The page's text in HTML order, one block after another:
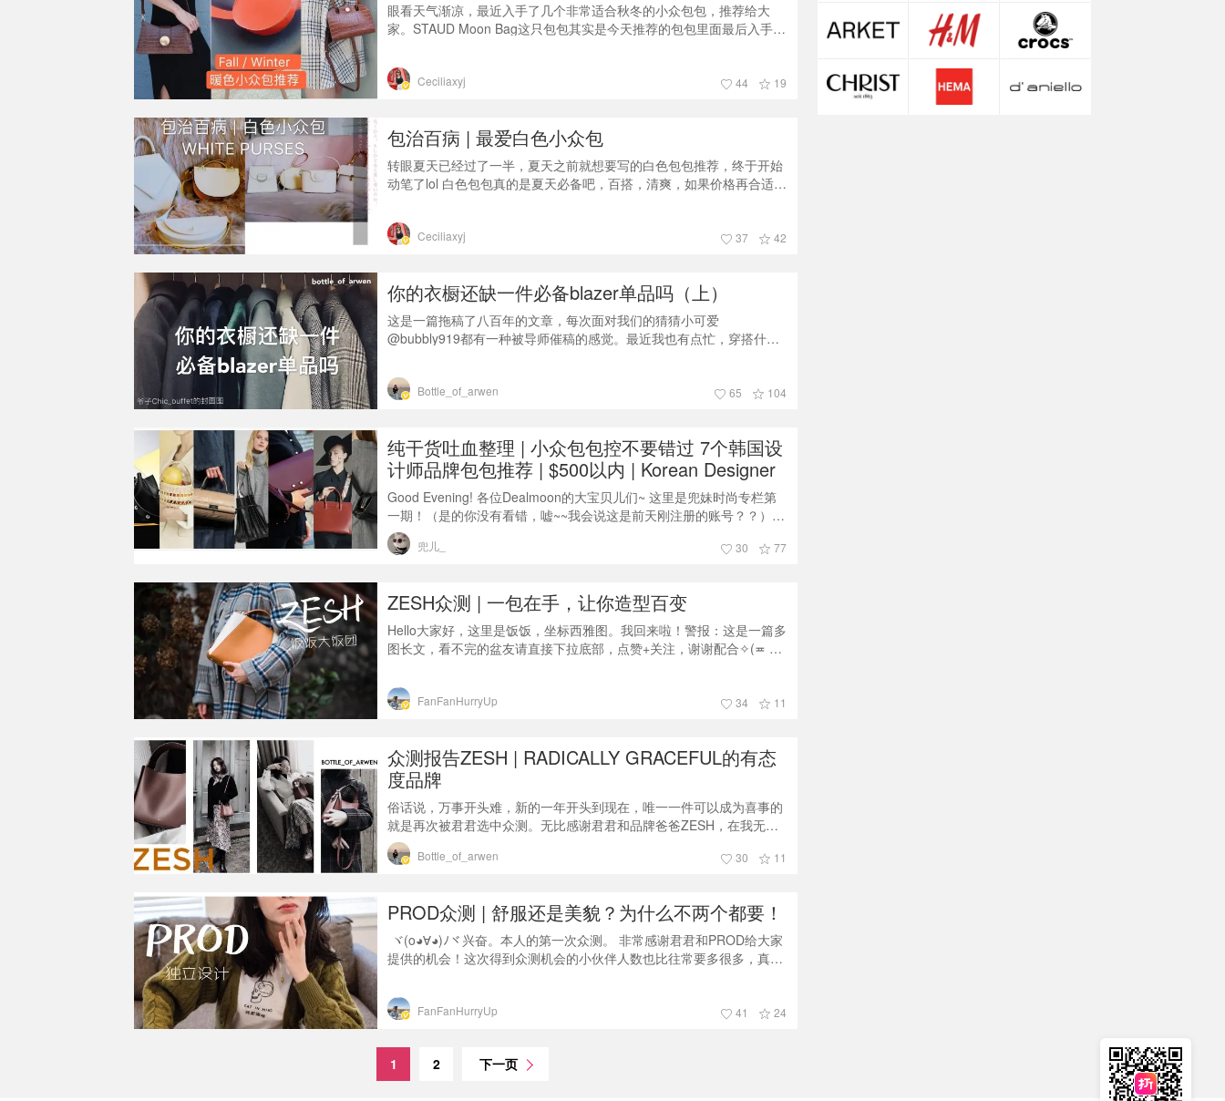
眼看天气渐凉，最近入手了几个非常适合秋冬的小众包包，推荐给大
家。STAUD Moon Bag这只包包其实是今天推荐的包包里面最后入手的
了！STAUD这个牌子可能已经不能算小众包了吧，最开始火起来是因为
他家的水桶包，后来又推出了很多很有设计感的款式，衣服的设计也做
Ceciliaxyj 44 19
包治百病 | 最爱白色小众包
转眼夏天已经过了一半，夏天之前就想要写的白色包包推荐，终于开始
动笔了lol 白色包包真的是夏天必备吧，百搭，清爽，如果价格再合适，
Nina Hauzer六角形包包Nina Hauzer是一个西班牙小众品牌，他家的皮
质是很软的意大利高档牛皮，摸起来手感就很好。价格一般都在300-
Ceciliaxyj 37 42
你的衣橱还缺一件必备blazer单品吗（上）
这是一篇拖稿了八百年的文章，每次面对我们的猜猜小可爱
@bubbly919都有一种被导师催稿的感觉。最近我也有点忙，穿搭什么
谢@tanukidi @早安大鱼鱼以及我们老王@爷子Chic_buffet借给我好多
图用，让我得以完成这个文章，爱你们呀~~总所周知我是一个不折不扣
Bottle_of_arwen 65 104
纯干货吐血整理 | 小众包包控不要错过 7个韩国设
计师品牌包包推荐 | $500以内 | Korean Designer
Bags
Good Evening! 各位Dealmoon的大宝贝儿们~ 这里是兜妹时尚专栏第
一期！（是的你没有看错，嘘~~我会说这是前天刚注册的账号？？）
p.s.有没有第2,3,4,5,6期全看大家捧不捧场了（捂脸）没关系，Lv1也不
影响我来安利大家剁手呀~~ ٩(˃̶͈̀௰˂̶͈́)و 今天来和大家分享的是7个韩国设
兜儿_ 30 77
ZESH众测 | 一包在手，让你造型百变
Hello大家好，这里是饭饭，坐标西雅图。我回来啦！警报：这是一篇多
图长文，看不完的盆友请直接下拉底部，点赞+关注，谢谢配合✧(≖ ◡
我们大祖国的新晋皮具品牌 ZESH（泽尚）。去ZESH的首页逛了一圈
之后，（他们的模特很带感！有点刘雯的调调）很喜欢他们的公司理
FanFanHurryUp 34 11
众测报告ZESH | RADICALLY GRACEFUL的有态
度品牌
俗话说，万事开头难，新的一年开头到现在，唯一一件可以成为喜事的
就是再次被君君选中众测。无比感谢君君和品牌爸爸ZESH，在我无比
艰难的2019开年给了我一米阳光。毕竟，包治百病嘛。也把我的这么一
点点幸运分享给大家，希望晒货的每一个姐妹都能够再新年里越来越
样概率小，包包选择上也是
Bottle_of_arwen 30 11
PROD众测 | 舒服还是美貌？为什么不两个都要！
ヾ(o◕∀◕)ﾉヾ兴奋。本人的第一次众测。 非常感谢君君和PROD给大家
提供的机会！这次得到众测机会的小伙伴人数也比往常要多很多，真的
晒货版最可贵的地方就在于舒服，真实，像一群素未谋面的朋友以奇特
的方式交融到对方的生活中。这种感觉和Prod家的衣服给我的感觉其实
自我的舒服和
FanFanHurryUp 41 24
1 2 下一页